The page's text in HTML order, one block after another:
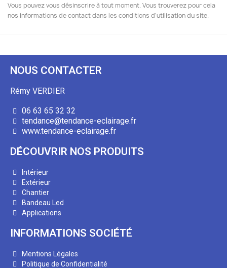
Vous pouvez vous désinscrire à tout moment. Vous trouverez pour cela
nos informations de contact dans les conditions d'utilisation du site.
NOUS CONTACTER
Rémy VERDIER
06 63 65 32 32
tendance@tendance-eclairage.fr
www.tendance-eclairage.fr
DÉCOUVRIR NOS PRODUITS
Intérieur
Extérieur
Chantier
Bandeau Led
Applications
INFORMATIONS SOCIÉTÉ
Mentions Légales
Politique de Confidentialité